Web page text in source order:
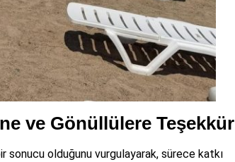
ve Gönüllülere Teşekkür
sonucu olduğunu vurgulayarak, sürece katkı